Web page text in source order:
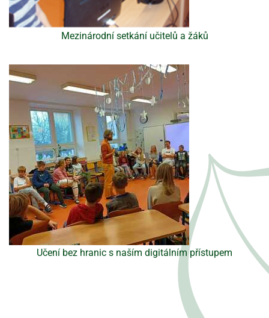
Mezinárodní setkání učitelů a žáků
Učení bez hranic s naším digitálním přístupem